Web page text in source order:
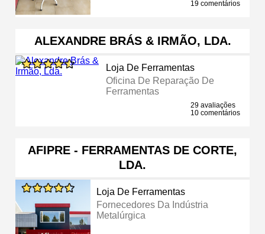
19 comentários
ALEXANDRE BRÁS & IRMÃO, LDA.
Loja De Ferramentas
Oficina De Reparação De
Ferramentas
29 avaliações
10 comentários
AFIPRE - FERRAMENTAS DE CORTE,
LDA.
Loja De Ferramentas
Fornecedores Da Indústria
Metalúrgica